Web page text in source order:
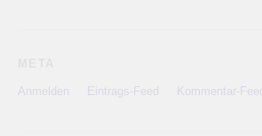
Anmelden Eintrags-Feed Kommentar-Feed